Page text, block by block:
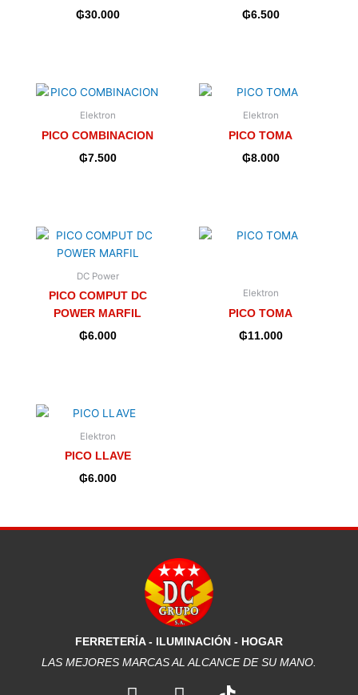
₲30.000 ₲6.500
Elektron
PICO COMBINACION
₲7.500
Elektron
PICO TOMA
₲8.000
DC Power
PICO COMPUT DC
POWER MARFIL
₲6.000
Elektron
PICO TOMA
₲11.000
Elektron
PICO LLAVE
₲6.000
FERRETERÍA - ILUMINACIÓN - HOGAR
LAS MEJORES MARCAS AL ALCANCE DE SU MANO.
F
I